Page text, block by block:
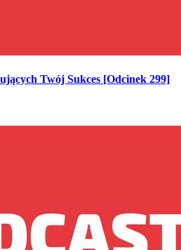
Twój Sukces [Odcinek 299]